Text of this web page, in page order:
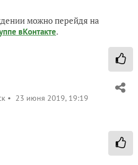
можно перейдя на
вКонтакте.
23 июня 2019, 19:19